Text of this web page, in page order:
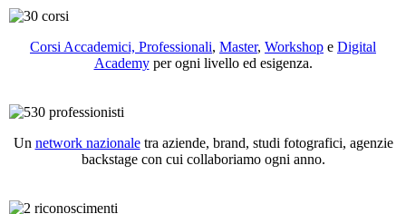
Corsi Accademici, Professionali, Master, Workshop e Digital
Academyper ogni livello ed esigenza.
Un network nazionaletra aziende, brand, studi fotografici, agenzie
backstage con cui collaboriamo ogni anno.